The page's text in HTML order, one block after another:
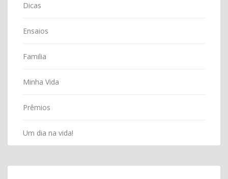
Dicas
Ensaios
Familia
Minha Vida
Prêmios
Um dia na vida!